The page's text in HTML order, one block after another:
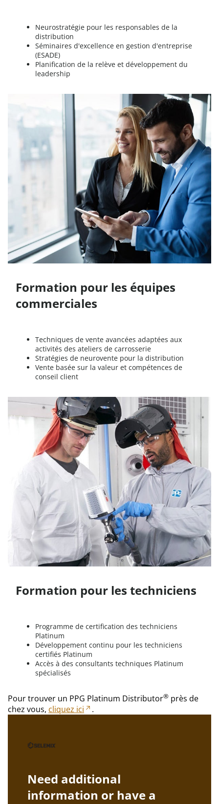
Neurostratégie pour les responsables de la
distribution
Séminaires d'excellence en gestion d'entreprise
(ESADE)
Planification de la relève et développement du
leadership
Formation pour les équipes
commerciales
Techniques de vente avancées adaptées aux
activités des ateliers de carrosserie
Stratégies de neurovente pour la distribution
Vente basée sur la valeur et compétences de
conseil client
Formation pour les techniciens
Programme de certification des techniciens
Platinum
Développement continu pour les techniciens
certifiés Platinum
Accès à des consultants techniques Platinum
spécialisés
Pour trouver un PPG Platinum Distributor® près de
chez vous, cliquez ici .
Need additional
information or have a